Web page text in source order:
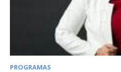
PROGRAMAS